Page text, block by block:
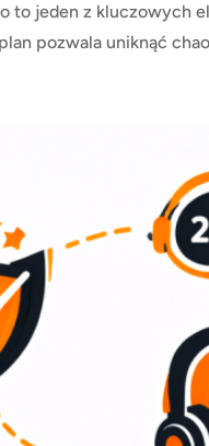
to jeden z
pozwala uniknąć